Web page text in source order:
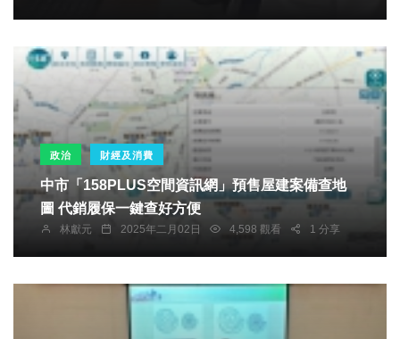
政治 財經及消費
中市「158PLUS空間資訊網」預售屋建案備查地
圖 代銷履保一鍵查好方便
林獻元 2025年二月02日 4,598 觀看 1 分享